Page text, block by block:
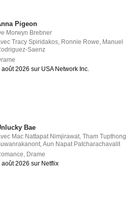
Pigeon
Morwyn Brebner
Tracy Spiridakos, Ronnie Rowe, Manuel
Saenz
août 2026 sur USA Network Inc.
Bae
Mac Nattapat Nimjirawat,Tham Tupthong
,Aun Napat Patcharachavalit
, Drame
août 2026 sur Netflix